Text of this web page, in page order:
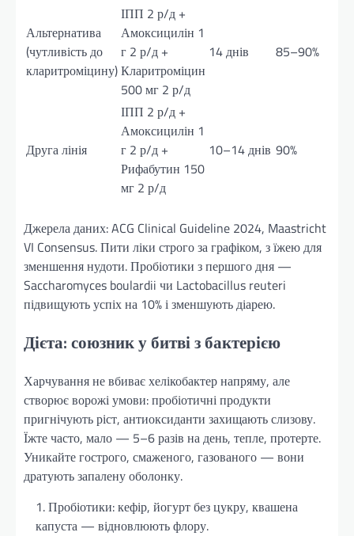
Альтернатива
(чутливість до
кларитроміцину)
ІПП 2 р/д +
Амоксицилін 1
г 2 р/д +
Кларитроміцин
500 мг 2 р/д
14 днів 85–90%
Друга лінія
ІПП 2 р/д +
Амоксицилін 1
г 2 р/д +
Рифабутин 150
мг 2 р/д
10–14 днів 90%
Джерела даних: ACG Clinical Guideline 2024, Maastricht
VI Consensus. Пити ліки строго за графіком, з їжею для
зменшення нудоти. Пробіотики з першого дня —
Saccharomyces boulardii чи Lactobacillus reuteri
підвищують успіх на 10% і зменшують діарею.
Дієта: союзник у битві з бактерією
Харчування не вбиває хелікобактер напряму, але
створює ворожі умови: пробіотичні продукти
пригнічують ріст, антиоксиданти захищають слизову.
Їжте часто, мало — 5–6 разів на день, тепле, протерте.
Уникайте гострого, смаженого, газованого — вони
дратують запалену оболонку.
Пробіотики: кефір, йогурт без цукру, квашена
капуста — відновлюють флору.